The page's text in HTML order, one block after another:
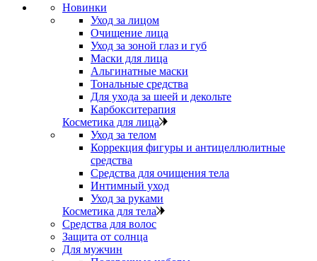
Новинки
Уход за лицом
Очищение лица
Уход за зоной глаз и губ
Маски для лица
Альгинатные маски
Тональные средства
Для ухода за шеей и декольте
Карбокситерапия
Косметика для лица
Уход за телом
Коррекция фигуры и антицеллюлитные
средства
Средства для очищения тела
Интимный уход
Уход за руками
Косметика для тела
Средства для волос
Защита от солнца
Для мужчин